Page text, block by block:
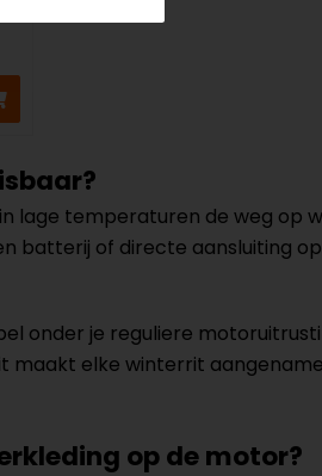
lage temperaturen de weg op
of directe aansluiting
onder je reguliere
maakt elke winterrit
op de motor?